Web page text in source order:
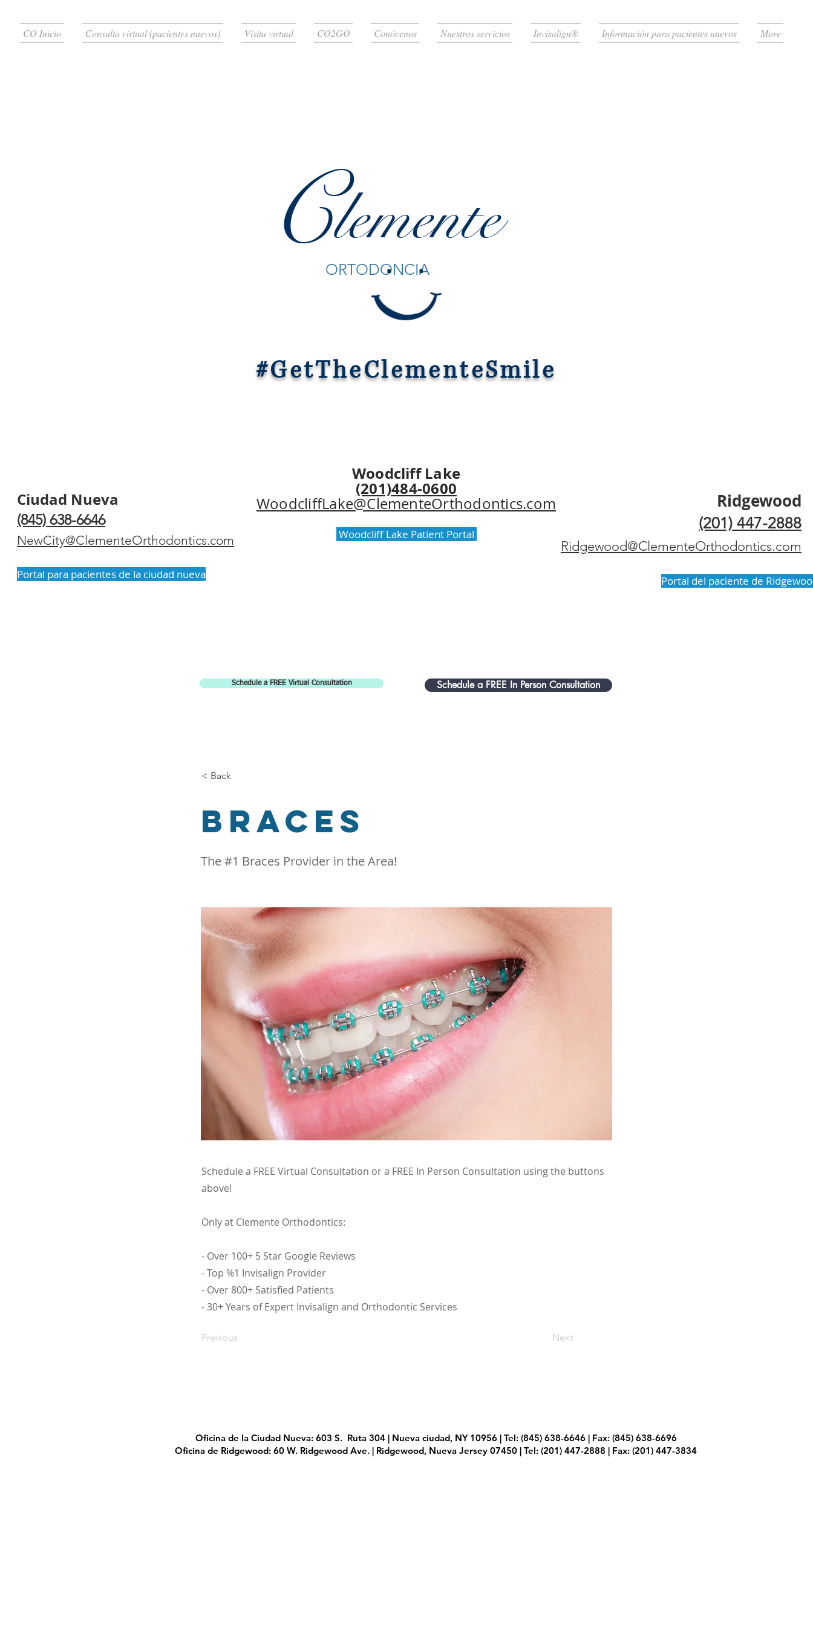
CO Inicio Consulta virtual (pacientes nuevos) Visita virtual CO2GO Conócenos Nuestros servicios Invisalign® Información para pacientes nuevos More
lemente
CORTODONCIA
. .
#GetTheClementeSmile
Ciudad Nueva
(845) 638-6646
NewCity@ClementeOrthodontics.com
Woodcliff Lake
(201)484-0600
WoodcliffLake@ClementeOrthodontics.com
Woodcliff Lake Patient Portal
Ridgewood
(201) 447-2888
Ridgewood@ClementeOrthodontics.com
Portal para pacientes de la ciudad nueva Portal del paciente de
Schedule a FREE Virtual Consultation Schedule a FREE In Person Consultation
< Back
Braces
The #1 Braces Provider in the Area!
Schedule a FREE Virtual Consultation or a FREE In Person Consultation using the buttons
above!
Only at Clemente Orthodontics:
- Over 100+ 5 Star Google Reviews
- Top %1 Invisalign Provider
- Over 800+ Satisfied Patients
- 30+ Years of Expert Invisalign and Orthodontic Services
Previous Next
Oficina de la Ciudad Nueva: 603 S. Ruta 304 | Nueva ciudad, NY 10956 | Tel: (845) 638-6646 | Fax: (845) 638-6696
Oficina de Ridgewood: 60 W. Ridgewood Ave. | Ridgewood, Nueva Jersey 07450 | Tel: (201) 447-2888 | Fax: (201) 447-3834